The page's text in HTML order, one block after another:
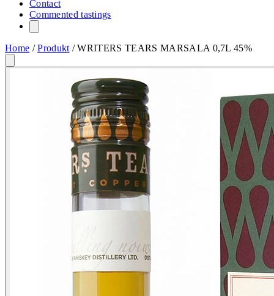
Contact
Commented tastings
Home /Produkt /WRITERS TEARS MARSALA 0,7L 45%